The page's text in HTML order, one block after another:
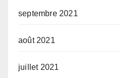
septembre 2021
août 2021
juillet 2021